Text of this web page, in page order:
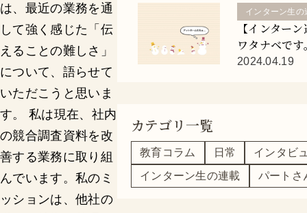
は、最近の業務を通
して強く感じた「伝
えることの難しさ」
について、語らせて
いただこうと思いま
す。 私は現在、社内
の競合調査資料を改
善する業務に取り組
んでいます。私のミ
ッションは、他社の
インターン生の
【インター
ワタナベです
2024.04.19
カテゴリ一覧
教育コラム 日常
インタビ
インターン生の連載
パートさ